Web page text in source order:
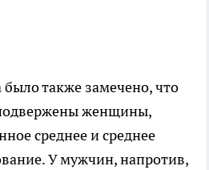
также замечено, что
женщины,
среднее и среднее
У мужчин, напротив,